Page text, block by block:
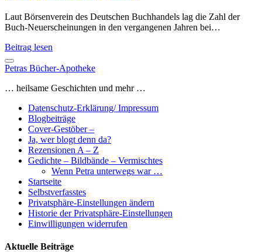
Laut Börsenverein des Deutschen Buchhandels lag die Zahl der
Buch-Neuerscheinungen in den vergangenen Jahren bei…
Beitrag lesen
ich
nicht
(Jacqueline
Harpman)
Petras Bücher-Apotheke
… heilsame Geschichten und mehr …
Datenschutz-Erklärung/ Impressum
Blogbeiträge
Cover-Gestöber –
Ja, wer blogt denn da?
Rezensionen A – Z
Gedichte – Bildbände – Vermischtes
Wenn Petra unterwegs war …
Startseite
Selbstverfasstes
Privatsphäre-Einstellungen ändern
Historie der Privatsphäre-Einstellungen
Einwilligungen widerrufen
Aktuelle Beiträge